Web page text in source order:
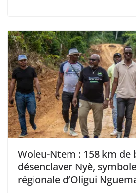
Woleu-Ntem : 158 km
désenclaver Nyè,
régionale d’Oligui